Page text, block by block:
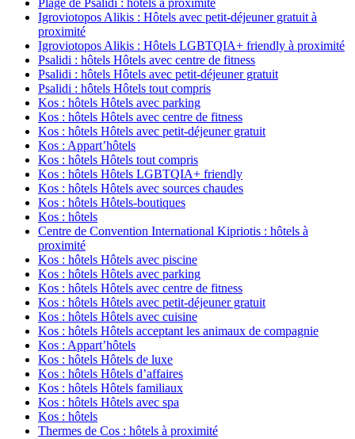
Plage de Psalidi : hôtels à proximité
Igroviotopos Alikis : Hôtels avec petit-déjeuner gratuit à
proximité
Igroviotopos Alikis : Hôtels LGBTQIA+ friendly à proximité
Psalidi : hôtels Hôtels avec centre de fitness
Psalidi : hôtels Hôtels avec petit-déjeuner gratuit
Psalidi : hôtels Hôtels tout compris
Kos : hôtels Hôtels avec parking
Kos : hôtels Hôtels avec centre de fitness
Kos : hôtels Hôtels avec petit-déjeuner gratuit
Kos : Appart’hôtels
Kos : hôtels Hôtels tout compris
Kos : hôtels Hôtels LGBTQIA+ friendly
Kos : hôtels Hôtels avec sources chaudes
Kos : hôtels Hôtels-boutiques
Kos : hôtels
Centre de Convention International Kipriotis : hôtels à
proximité
Kos : hôtels Hôtels avec piscine
Kos : hôtels Hôtels avec parking
Kos : hôtels Hôtels avec centre de fitness
Kos : hôtels Hôtels avec petit-déjeuner gratuit
Kos : hôtels Hôtels avec cuisine
Kos : hôtels Hôtels acceptant les animaux de compagnie
Kos : Appart’hôtels
Kos : hôtels Hôtels de luxe
Kos : hôtels Hôtels d’affaires
Kos : hôtels Hôtels familiaux
Kos : hôtels Hôtels avec spa
Kos : hôtels
Thermes de Cos : hôtels à proximité